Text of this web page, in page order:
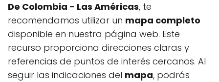
De Colombia - Las Américas, te
recomendamos utilizar un mapa completo
disponible en nuestra página web. Este
recurso proporciona direcciones claras y
referencias de puntos de interés cercanos. Al
seguir las indicaciones del mapa, podrás